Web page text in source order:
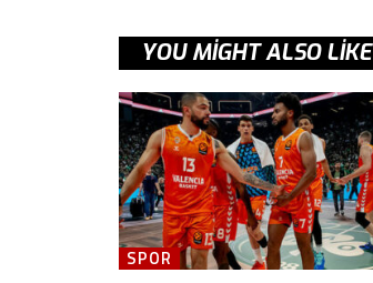
YOU MIGHT ALSO LIKE
SPOR